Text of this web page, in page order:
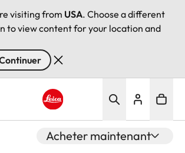
visiting from USA. Choose a different
to view content for your location and
Acheter maintenant